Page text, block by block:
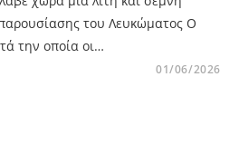
του Λευκώματος Ο
την οποία οι…
01/06/2026